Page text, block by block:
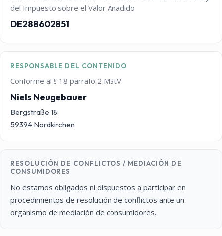
del Impuesto sobre el Valor Añadido
DE288602851
RESPONSABLE DEL CONTENIDO
Conforme al § 18 párrafo 2 MStV
Niels Neugebauer
Bergstraße 18
59394 Nordkirchen
RESOLUCIÓN DE CONFLICTOS / MEDIACIÓN DE
CONSUMIDORES
No estamos obligados ni dispuestos a participar en
procedimientos de resolución de conflictos ante un
organismo de mediación de consumidores.